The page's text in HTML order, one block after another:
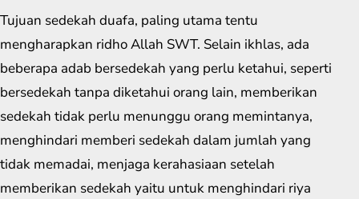
Tujuan sedekah duafa, paling utama tentu
mengharapkan ridho Allah SWT. Selain ikhlas, ada
beberapa adab bersedekah yang perlu ketahui, seperti
bersedekah tanpa diketahui orang lain, memberikan
sedekah tidak perlu menunggu orang memintanya,
menghindari memberi sedekah dalam jumlah yang
tidak memadai, menjaga kerahasiaan setelah
memberikan sedekah yaitu untuk menghindari riya